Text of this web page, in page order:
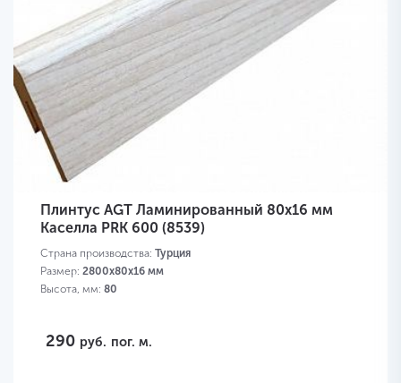
Плинтус AGT Ламинированный 80х16 мм
Каселла PRK 600 (8539)
Страна производства: Турция
Размер: 2800х80х16 мм
Высота, мм: 80
290 руб. пог. м.